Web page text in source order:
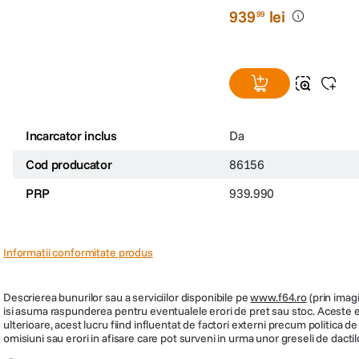
Configurare automata a imaginii
Proiectorul este echipat cu un set de functii de optimizare automata a
cand proiectorul este pozitionat intr-un unghi. Functiile de ajustare
93999 lei
Incarcator inclus Da
Cod producator
86156
PRP
939.990
Informatii conformitate produs
Descrierea bunurilor sau a serviciilor disponibile pewww.f64.ro(prin
isi asuma raspunderea pentru eventualele erori de pret sau stoc.
ulterioare, acest lucru fiind influentat de factori externi precum politica
omisiuni sau erori in afisare care pot surveni in urma unor greseli de